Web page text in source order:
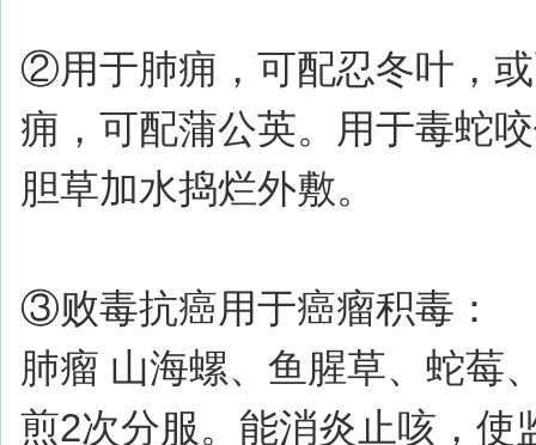
②用于肺痈，可配忍冬叶，
痈，可配蒲公英。用于毒蛇
胆草加水捣烂外敷。
③败毒抗癌用于癌瘤积毒：
肺瘤 山海螺、鱼腥草、蛇莓
煎2次分服。能消炎止咳，使